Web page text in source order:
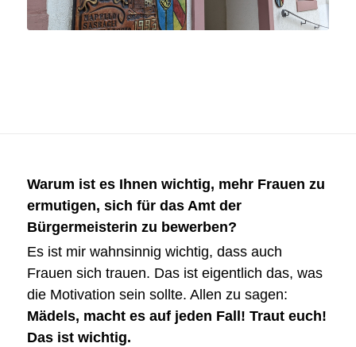
Warum ist es Ihnen wichtig, mehr Frauen zu
ermutigen, sich für das Amt der
Bürgermeisterin zu bewerben?
Es ist mir wahnsinnig wichtig, dass auch
Frauen sich trauen. Das ist eigentlich das, was
die Motivation sein sollte. Allen zu sagen:
Mädels, macht es auf jeden Fall! Traut euch!
Das ist wichtig.